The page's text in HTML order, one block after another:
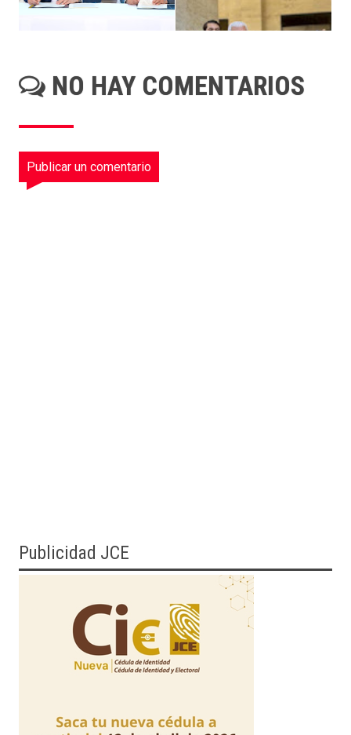
NO HAY COMENTARIOS
Publicar un comentario
Publicidad JCE